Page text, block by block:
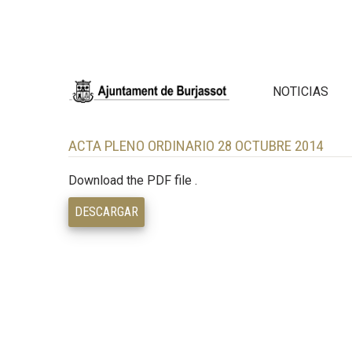
NOTICIAS
ACTA PLENO ORDINARIO 28 OCTUBRE 2014
Download the PDF file .
DESCARGAR